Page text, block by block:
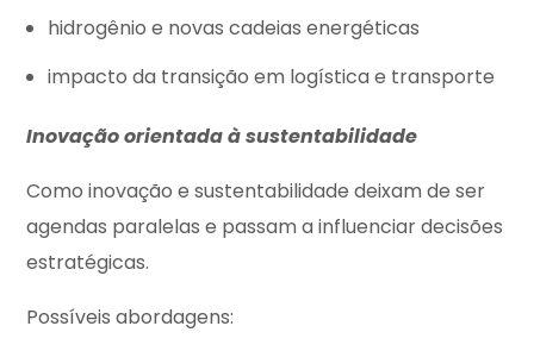
hidrogênio e novas cadeias energéticas
impacto da transição em logística e transporte
Inovação orientada à sustentabilidade
Como inovação e sustentabilidade deixam de ser
agendas paralelas e passam a influenciar decisões
estratégicas.
Possíveis abordagens: